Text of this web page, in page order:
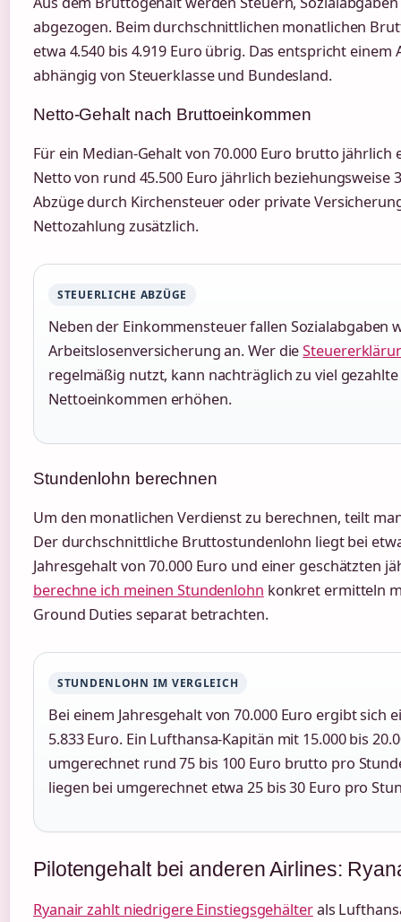
abgezogen. Beim durchschnittlichen monatlichen
etwa 4.540 bis 4.919 Euro übrig. Das entspricht einem
abhängig von Steuerklasse und Bundesland.
Netto-Gehalt nach Bruttoeinkommen
Für ein Median-Gehalt von 70.000 Euro brutto jährlich
Netto von rund 45.500 Euro jährlich beziehungsweise
Abzüge durch Kirchensteuer oder private
Nettozahlung zusätzlich.
STEUERLICHE ABZÜGE
Neben der Einkommensteuer fallen Sozialabgaben
Arbeitslosenversicherung an. Wer die
regelmäßig nutzt, kann nachträglich zu viel
Nettoeinkommen erhöhen.
Stundenlohn berechnen
Um den monatlichen Verdienst zu berechnen, teilt
Der durchschnittliche Bruttostundenlohn liegt bei
Jahresgehalt von 70.000 Euro und einer geschätzten
berechne ich meinen Stundenlohn konkret ermitteln
Ground Duties separat betrachten.
STUNDENLOHN IM VERGLEICH
Bei einem Jahresgehalt von 70.000 Euro ergibt sich
5.833 Euro. Ein Lufthansa-Kapitän mit 15.000 bis
umgerechnet rund 75 bis 100 Euro brutto pro
liegen bei umgerechnet etwa 25 bis 30 Euro pro
Pilotengehalt bei anderen Airlines:
Ryanair zahlt niedrigere Einstiegsgehälterals